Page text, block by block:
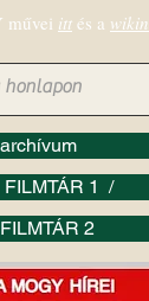
1 /
2
művei itt és a wikin